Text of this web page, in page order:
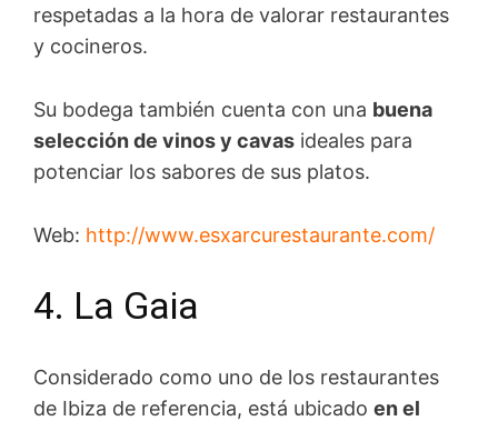
respetadas a la hora de valorar restaurantes
y cocineros.
Su bodega también cuenta con una buena
selección de vinos y cavas ideales para
potenciar los sabores de sus platos.
Web: http://www.esxarcurestaurante.com/
4. La Gaia
Considerado como uno de los restaurantes
de Ibiza de referencia, está ubicado en el